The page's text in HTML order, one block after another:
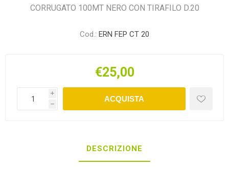
CORRUGATO 100MT NERO CON TIRAFILO D.20
Cod.: ERN FEP CT 20
€25,00
i
h
ACQUISTA
DESCRIZIONE